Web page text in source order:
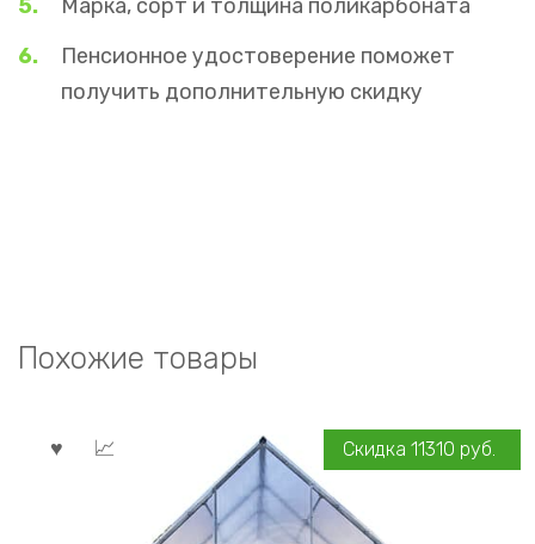
Марка, сорт и толщина поликарбоната
Пенсионное удостоверение поможет
получить дополнительную скидку
Похожие товары
Скидка 11310 руб.